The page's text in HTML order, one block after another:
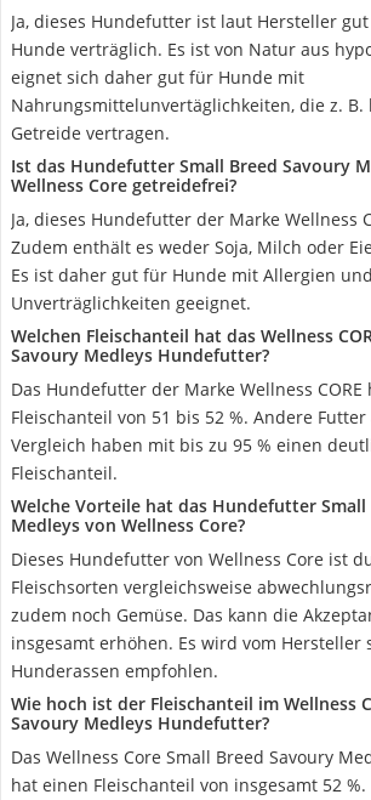
Ja, dieses Hundefutter ist laut Hersteller
Hunde verträglich. Es ist von Natur aus
eignet sich daher gut für Hunde mit
Nahrungsmittelunvertäglichkeiten, die z. B.
Getreide vertragen.
Ist das Hundefutter Small Breed Savoury
Wellness Core getreidefrei?
Ja, dieses Hundefutter der Marke Wellness
Zudem enthält es weder Soja, Milch oder
Es ist daher gut für Hunde mit Allergien und
Unverträglichkeiten geeignet.
Welchen Fleischanteil hat das Wellness
Savoury Medleys Hundefutter?
Das Hundefutter der Marke Wellness CORE
Fleischanteil von 51 bis 52 %. Andere
Vergleich haben mit bis zu 95 % einen
Fleischanteil.
Welche Vorteile hat das Hundefutter Small
Medleys von Wellness Core?
Dieses Hundefutter von Wellness Core ist
Fleischsorten vergleichsweise
zudem noch Gemüse. Das kann die
insgesamt erhöhen. Es wird vom Hersteller
Hunderassen empfohlen.
Wie hoch ist der Fleischanteil im Wellness
Savoury Medleys Hundefutter?
Das Wellness Core Small Breed Savoury
hat einen Fleischanteil von insgesamt 52